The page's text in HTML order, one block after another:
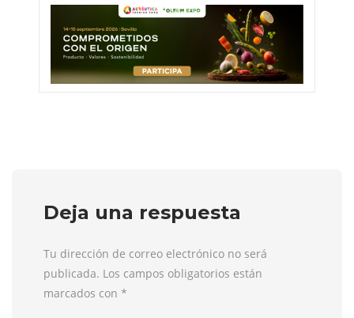
Deja una respuesta
Tu dirección de correo electrónico no será
publicada. Los campos obligatorios están
marcados con *